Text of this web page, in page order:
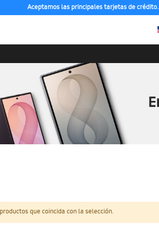
Aceptamos las principales tarjetas de crédito.
que coincida con la selección.